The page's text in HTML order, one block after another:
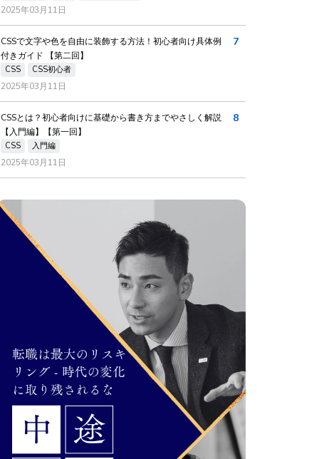
2025年03月11日
CSSで文字や色を自由に装飾する方法！初心者向け具体例
付きガイド 【第二回】
CSS CSS初心者
2025年03月11日
7
CSSとは？初心者向けに基礎から書き方までやさしく解説
【入門編】【第一回】
CSS 入門編
2025年03月11日
8